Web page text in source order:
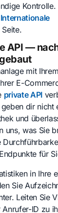
Kontrolle.
Internationale
Seite.
API —
mit
E-
private API
dir nicht
und
uns, was Sie
für
in Ihre
Sie
Leiten Sie
ID zu